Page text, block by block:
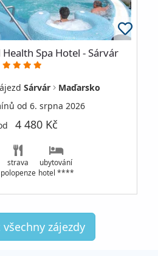
Spa Hotel - Sárvár
Sárvár
Maďarsko
od 6. srpna 2026
4 480 Kč
strava
polopenze
ubytování
hotel ****
zájezdy